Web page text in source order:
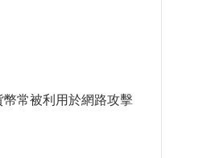
常被利用於網路攻擊